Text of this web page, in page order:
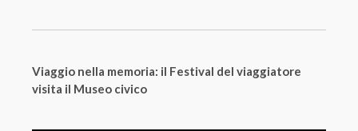
Viaggio nella memoria: il Festival del viaggiatore
visita il Museo civico